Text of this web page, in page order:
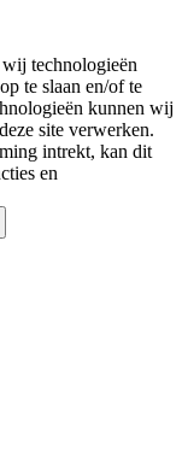
technologieën
te slaan en/of te
kunnen wij
site verwerken.
intrekt, kan dit
en